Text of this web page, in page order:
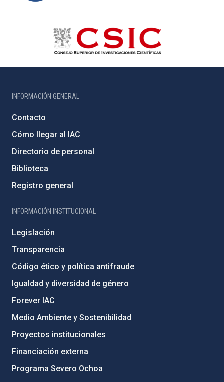
INFORMACIÓN GENERAL
Contacto
Cómo llegar al IAC
Directorio de personal
Biblioteca
Registro general
INFORMACIÓN INSTITUCIONAL
Legislación
Transparencia
Código ético y política antifraude
Igualdad y diversidad de género
Forever IAC
Medio Ambiente y Sostenibilidad
Proyectos institucionales
Financiación externa
Programa Severo Ochoa